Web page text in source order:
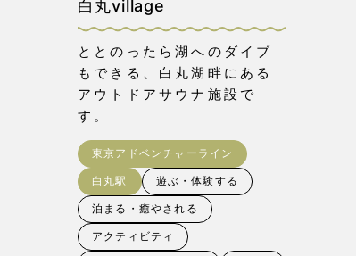
白丸village
ととのったら湖へのダイブ
もできる、白丸湖畔にある
アウトドアサウナ施設で
す。
東京アドベンチャーライン
白丸駅 遊ぶ・体験する
泊まる・癒やされる
アクティビティ